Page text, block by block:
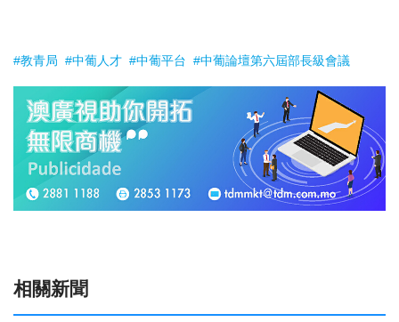
#教青局 #中葡人才 #中葡平台 #中葡論壇第六屆部長級會議
相關新聞